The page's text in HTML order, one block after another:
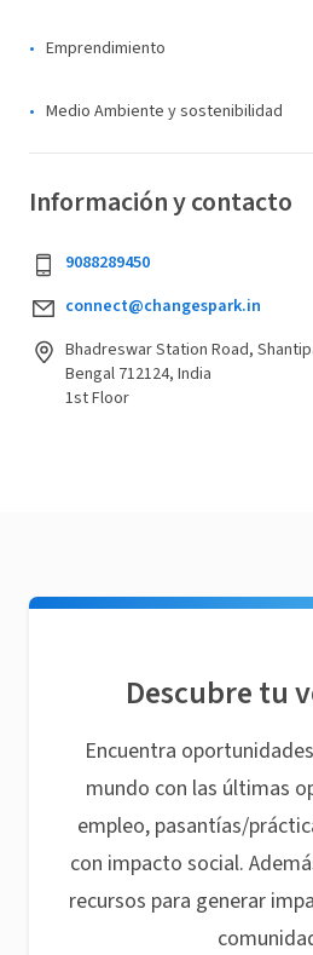
Emprendimiento
Medio Ambiente y sostenibilidad
Información y contacto
9088289450
connect@changespark.in
Bhadreswar Station Road,
Bengal 712124, India
1st Floor
Descubre tu
Encuentra
mundo con las últimas
empleo, pasantías/
con impacto social.
recursos para generar